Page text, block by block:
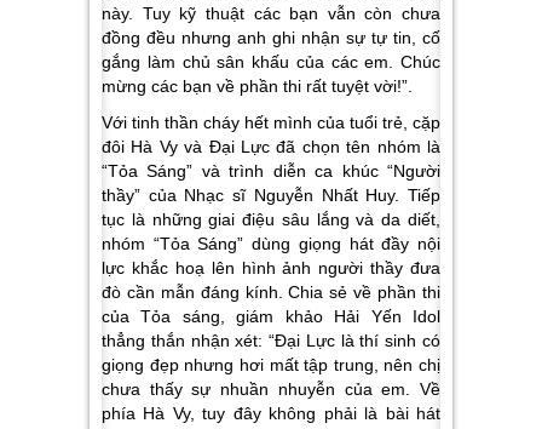
này. Tuy kỹ thuật các bạn vẫn còn chưa
đồng đều nhưng anh ghi nhận sự tự tin, cố
gắng làm chủ sân khấu của các em. Chúc
mừng các bạn về phần thi rất tuyệt vời!”.
Với tinh thần cháy hết mình của tuổi trẻ, cặp
đôi Hà Vy và Đại Lực đã chọn tên nhóm là
“Tỏa Sáng” và trình diễn ca khúc “Người
thầy” của Nhạc sĩ Nguyễn Nhất Huy. Tiếp
tục là những giai điệu sâu lắng và da diết,
nhóm “Tỏa Sáng” dùng giọng hát đầy nội
lực khắc hoạ lên hình ảnh người thầy đưa
đò cần mẫn đáng kính. Chia sẻ về phần thi
của Tỏa sáng, giám khảo Hải Yến Idol
thẳng thắn nhận xét: “Đại Lực là thí sinh có
giọng đẹp nhưng hơi mất tập trung, nên chị
chưa thấy sự nhuần nhuyễn của em. Về
phía Hà Vy, tuy đây không phải là bài hát